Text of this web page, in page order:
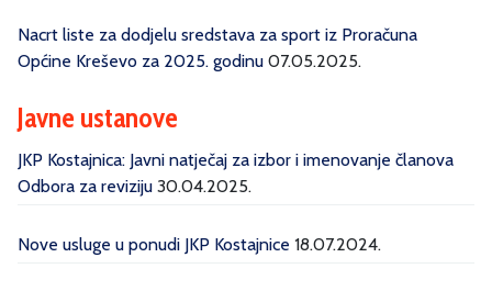
Nacrt liste za dodjelu sredstava za sport iz Proračuna
Općine Kreševo za 2025. godinu 07.05.2025.
Javne ustanove
JKP Kostajnica: Javni natječaj za izbor i imenovanje članova
Odbora za reviziju 30.04.2025.
Nove usluge u ponudi JKP Kostajnice 18.07.2024.